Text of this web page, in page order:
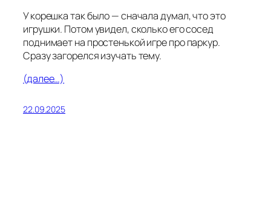
У корешка так было — сначала думал, что это
игрушки. Потом увидел, сколько его сосед
поднимает на простенькой игре про паркур.
Сразу загорелся изучать тему.
(далее…)
22.09.2025